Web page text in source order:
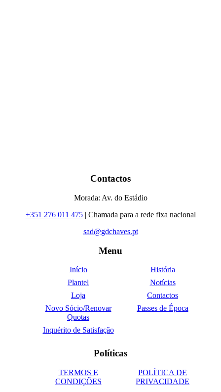
Contactos
Morada: Av. do Estádio
+351 276 011 475| Chamada para a rede fixa nacional
sad@gdchaves.pt
Menu
Início
História
Plantel
Notícias
Loja
Contactos
Novo Sócio/Renovar
Quotas
Passes de Época
Inquérito de Satisfação
Políticas
TERMOS E
CONDIÇÕES
POLÍTICA DE
PRIVACIDADE